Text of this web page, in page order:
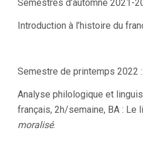
Semestres d’automne 2021-
Introduction à l’histoire du
Semestre de printemps 2022 :
Analyse philologique et
français, 2h/semaine, BA : Le
moralisé.